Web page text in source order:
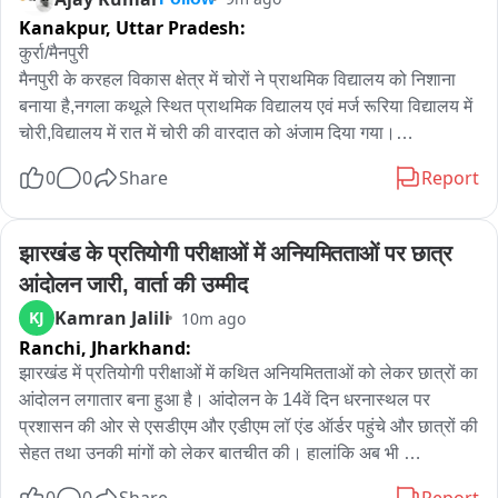
Kanakpur, Uttar Pradesh:
कुर्रा/मैनपुरी
मैनपुरी के करहल विकास क्षेत्र में चोरों ने प्राथमिक विद्यालय को निशाना
बनाया है,नगला कथूले स्थित प्राथमिक विद्यालय एवं मर्ज रूरिया विद्यालय में
चोरी,विद्यालय में रात में चोरी की वारदात को अंजाम दिया गया।
आज सुबह ग्रामीणों ने स्टाफ को सूचना दी,मौके पर पहुंचे तो देखा कि स्कूल
चोर मिड-डे-मील के बर्तन,2 गैस सिलेंडर,1 बोरा राशन,लैपटॉप,टेबलेट,5
पंखे,स्पोर्ट्स किट,FLN किट,मैथ किट,साउंड सिस्टम और जरूरी रजिस्टर
भी उठा ले गए।112के माध्यम से पुलिस को दी गई सूचना है।
विद्यालय प्रशासन ने कुर्रा थाने में तहरीर देकर रिपोर्ट दर्ज करने और कार्रवाई
की मांग की है।
0 0 Share Report
झारखंड के प्रतियोगी परीक्षाओं में अनियमितताओं पर छात्र
आंदोलन जारी, वार्ता की उम्मीद
KJ Kamran Jalili 10m ago
Ranchi, Jharkhand:
झारखंड में प्रतियोगी परीक्षाओं में कथित अनियमितताओं को लेकर छात्रों का
आंदोलन लगातार बना हुआ है। आंदोलन के 14वें दिन धरनास्थल पर
प्रशासन की ओर से एसडीएम और एडीएम लॉ एंड ऑर्डर पहुंचे और छात्रों की
सेहत तथा उनकी मांगों को लेकर बातचीत की। हालांकि अब भी